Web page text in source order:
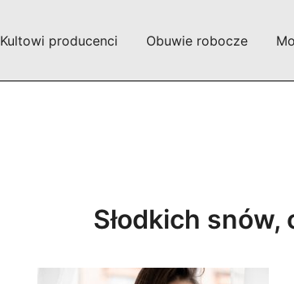
Kultowi producenci Obuwie robocze
Słodkich